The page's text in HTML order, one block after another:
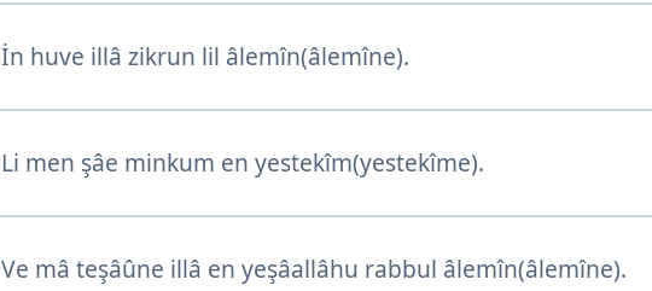
İn huve illâ zikrun lil âlemîn(âlemîne).
Li men şâe minkum en yestekîm(yestekîme).
Ve mâ teşâûne illâ en yeşâallâhu rabbul âlemîn(âlemîne).